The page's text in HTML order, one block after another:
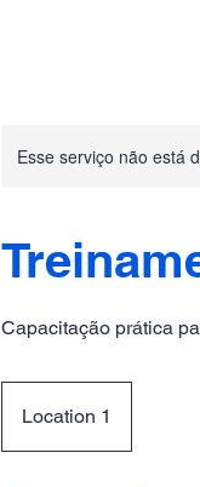
Esse serviço não está
Capacitação prática
Location 1